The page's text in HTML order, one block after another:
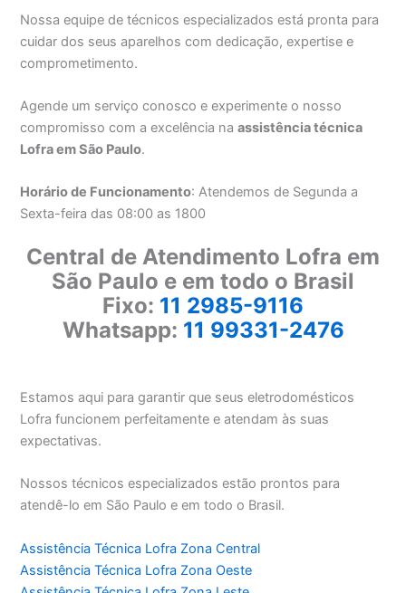
Nossa equipe de técnicos especializados está pronta para
cuidar dos seus aparelhos com dedicação, expertise e
comprometimento.
Agende um serviço conosco e experimente o nosso
compromisso com a excelência naassistência técnica
Lofra em São Paulo.
Horário de Funcionamento: Atendemos de Segunda a
Sexta-feira das 08:00 as 1800
Central de Atendimento Lofra em
São Paulo e em todo o Brasil
Fixo: 11 2985-9116
Whatsapp: 11 99331-2476
Estamos aqui para garantir que seus eletrodomésticos
Lofra funcionem perfeitamente e atendam às suas
expectativas.
Nossos técnicos especializados estão prontos para
atendê-lo em São Paulo e em todo o Brasil.
Assistência Técnica Lofra Zona Central
Assistência Técnica Lofra Zona Oeste